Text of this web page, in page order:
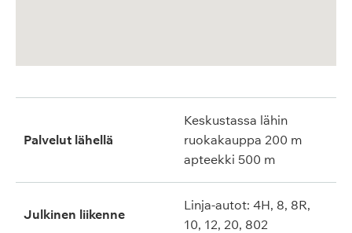
Palvelut lähellä
Keskustassa lähin
ruokakauppa 200 m
apteekki 500 m
Julkinen liikenne
Linja-autot: 4H, 8, 8R,
10, 12, 20, 802